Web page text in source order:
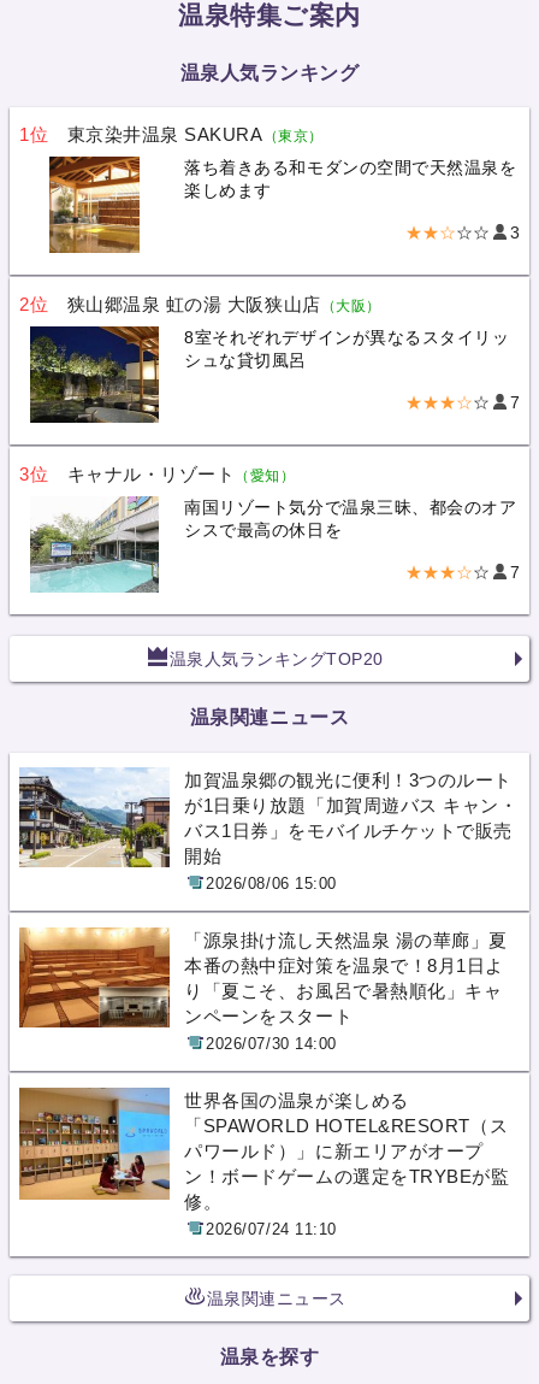
温泉特集ご案内
温泉人気ランキング
1位 東京染井温泉 SAKURA （東京）
落ち着きある和モダンの空間で天然温泉を
楽しめます
★★☆☆☆ 3
2位 狭山郷温泉 虹の湯 大阪狭山店 （大阪）
8室それぞれデザインが異なるスタイリッ
シュな貸切風呂
★★★☆☆ 7
3位 キャナル・リゾート （愛知）
南国リゾート気分で温泉三昧、都会のオア
シスで最高の休日を
★★★☆☆ 7
温泉人気ランキングTOP20
温泉関連ニュース
加賀温泉郷の観光に便利！3つのルート
が1日乗り放題「加賀周遊バス キャン・
バス1日券」をモバイルチケットで販売
開始
2026/08/06 15:00
「源泉掛け流し天然温泉 湯の華廊」夏
本番の熱中症対策を温泉で！8月1日よ
り「夏こそ、お風呂で暑熱順化」キャ
ンペーンをスタート
2026/07/30 14:00
世界各国の温泉が楽しめる
「SPAWORLD HOTEL&RESORT（ス
パワールド）」に新エリアがオープ
ン！ボードゲームの選定をTRYBEが監
修。
2026/07/24 11:10
温泉関連ニュース
温泉を探す